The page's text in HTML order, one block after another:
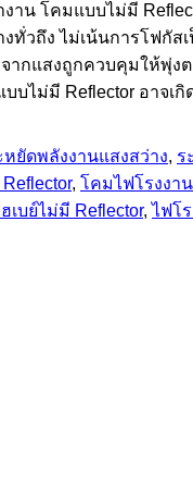
น โคมแบบไม่มี
วถึง ไม่เน้นการโฟกั
ากแสงถูกควบคุมให้พุ่
ม่มี Reflector อาจเ
หยัดพลังงานแสงสว่าง, ร
, โคมไฟโรงงา
เบย์ไม่มี Reflector,ไฟโ